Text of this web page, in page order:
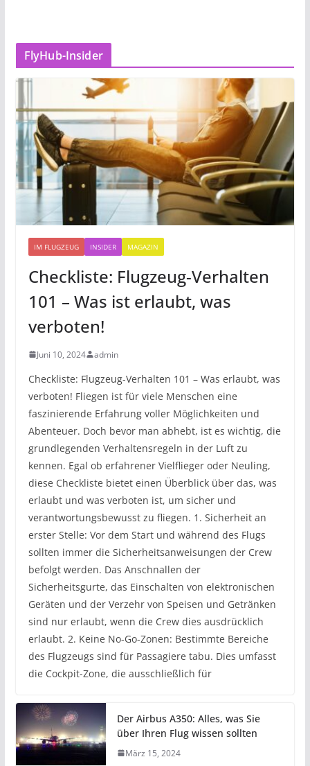
FlyHub-Insider
IM FLUGZEUG INSIDER MAGAZIN
Checkliste: Flugzeug-Verhalten
101 – Was ist erlaubt, was
verboten!
Juni 10, 2024 admin
Checkliste: Flugzeug-Verhalten 101 – Was erlaubt, was
verboten! Fliegen ist für viele Menschen eine
faszinierende Erfahrung voller Möglichkeiten und
Abenteuer. Doch bevor man abhebt, ist es wichtig, die
grundlegenden Verhaltensregeln in der Luft zu
kennen. Egal ob erfahrener Vielflieger oder Neuling,
diese Checkliste bietet einen Überblick über das, was
erlaubt und was verboten ist, um sicher und
verantwortungsbewusst zu fliegen. 1. Sicherheit an
erster Stelle: Vor dem Start und während des Flugs
sollten immer die Sicherheitsanweisungen der Crew
befolgt werden. Das Anschnallen der
Sicherheitsgurte, das Einschalten von elektronischen
Geräten und der Verzehr von Speisen und Getränken
sind nur erlaubt, wenn die Crew dies ausdrücklich
erlaubt. 2. Keine No-Go-Zonen: Bestimmte Bereiche
des Flugzeugs sind für Passagiere tabu. Dies umfasst
die Cockpit-Zone, die ausschließlich für
Der Airbus A350: Alles, was Sie
über Ihren Flug wissen sollten
März 15, 2024